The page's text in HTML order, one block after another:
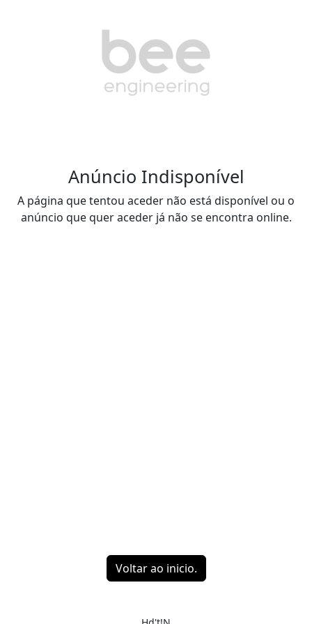
Anúncio Indisponível
A página que tentou aceder não está disponível ou o
anúncio que quer aceder já não se encontra online.
Voltar ao inicio.